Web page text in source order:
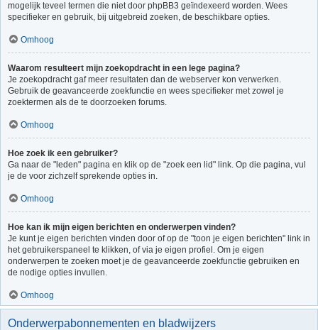
mogelijk teveel termen die niet door phpBB3 geïndexeerd worden. Wees
specifieker en gebruik, bij uitgebreid zoeken, de beschikbare opties.
Omhoog
Waarom resulteert mijn zoekopdracht in een lege pagina?
Je zoekopdracht gaf meer resultaten dan de webserver kon verwerken.
Gebruik de geavanceerde zoekfunctie en wees specifieker met zowel je
zoektermen als de te doorzoeken forums.
Omhoog
Hoe zoek ik een gebruiker?
Ga naar de "leden" pagina en klik op de "zoek een lid" link. Op die pagina, vul
je de voor zichzelf sprekende opties in.
Omhoog
Hoe kan ik mijn eigen berichten en onderwerpen vinden?
Je kunt je eigen berichten vinden door of op de "toon je eigen berichten" link in
het gebruikerspaneel te klikken, of via je eigen profiel. Om je eigen
onderwerpen te zoeken moet je de geavanceerde zoekfunctie gebruiken en
de nodige opties invullen.
Omhoog
Onderwerpabonnementen en bladwijzers